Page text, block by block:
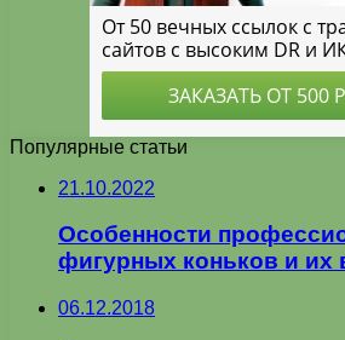
Популярные статьи
21.10.2022
Особенности
фигурных коньков и их
06.12.2018